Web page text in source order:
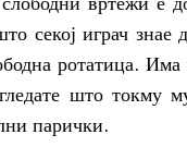
секој играч знае
ротатица. Има
што токму
парички.